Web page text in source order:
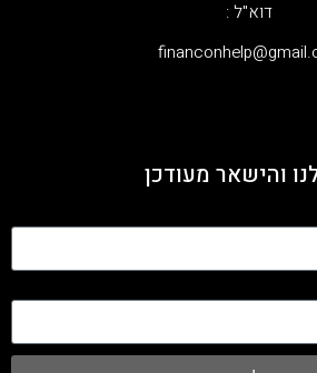
דוא"ל :
והישאר מעודכן